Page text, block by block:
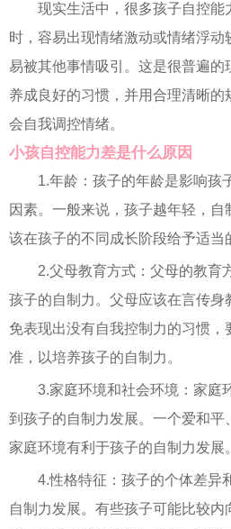
现实生活中，很多孩子自控能
时，容易出现情绪激动或情绪浮动
易被其他事情吸引。这是很普遍的
养成良好的习惯，并用合理清晰的
会自我调控情绪。
小孩自控能力差是什么原因
1.年龄：孩子的年龄是影响孩
因素。一般来说，孩子越年轻，
该在孩子的不同成长阶段给予适当
2.父母教育方式：父母的教育
孩子的自制力。父母应该在言传身
免表现出没有自我控制力的习惯，
准，以培养孩子的自制力。
3.家庭环境和社会环境：家庭
到孩子的自制力发展。一个爱和平
家庭环境有利于孩子的自制力发展。
4.性格特征：孩子的个体差异
自制力发展。有些孩子可能比较内